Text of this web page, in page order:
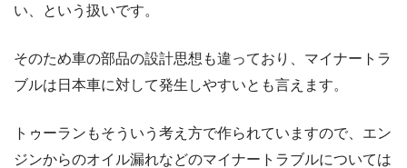
い、という扱いです。
そのため車の部品の設計思想も違っており、マイナートラ
ブルは日本車に対して発生しやすいとも言えます。
トゥーランもそういう考え方で作られていますので、エン
ジンからのオイル漏れなどのマイナートラブルについては